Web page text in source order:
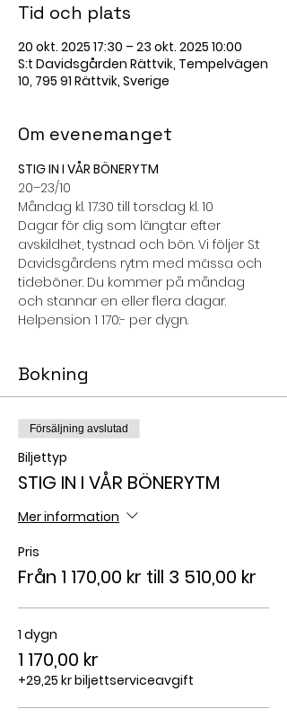
Tid och plats
20 okt. 2025 17:30 – 23 okt. 2025 10:00
S:t Davidsgården Rättvik, Tempelvägen
10, 795 91 Rättvik, Sverige
Om evenemanget
STIG IN I VÅR BÖNERYTM
20–23/10
Måndag kl. 17.30 till torsdag kl. 10
Dagar för dig som längtar efter
avskildhet, tystnad och bön. Vi följer S:t
Davidsgårdens rytm med mässa och
tideböner. Du kommer på måndag
och stannar en eller flera dagar.
Helpension 1 170:- per dygn.
Bokning
Försäljning avslutad
Biljettyp
STIG IN I VÅR BÖNERYTM
Mer information
Pris
Från 1 170,00 kr till 3 510,00 kr
1 dygn
1 170,00 kr
+29,25 kr biljettserviceavgift